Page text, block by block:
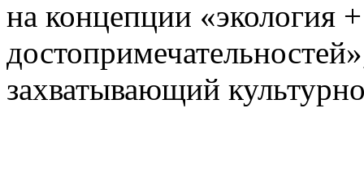
на концепции «экология
захватывающий